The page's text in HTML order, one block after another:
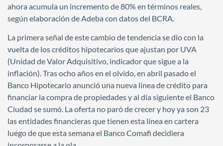
ahora acumula un incremento de 80% en términos reales,
según elaboración de Adeba con datos del BCRA.
La primera señal de este cambio de tendencia se dio con la
vuelta de los créditos hipotecarios que ajustan por UVA
(Unidad de Valor Adquisitivo, indicador que sigue a la
inflación). Tras ocho años en el olvido, en abril pasado el
Banco Hipotecario anunció una nueva línea de crédito para
financiar la compra de propiedades y al día siguiente el Banco
Ciudad se sumó. La oferta no paró de crecer y hoy ya son 23
las entidades financieras que tienen esta línea en cartera
luego de que esta semana el Banco Comafi decidiera